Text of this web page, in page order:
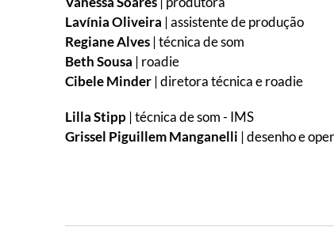
Lavínia Oliveira | assistente de produção
Regiane Alves | técnica de som
Beth Sousa | roadie
Cibele Minder | diretora técnica e roadie
Lilla Stipp | técnica de som - IMS
Grissel Piguillem Manganelli | desenho e